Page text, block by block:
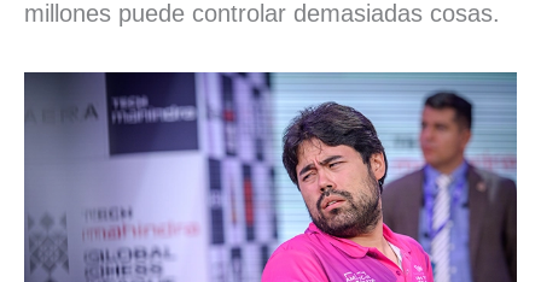
millones puede controlar demasiadas cosas.